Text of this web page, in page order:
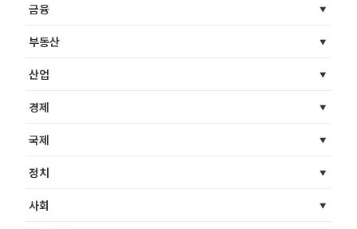
금융
부동산
산업
경제
국제
정치
사회